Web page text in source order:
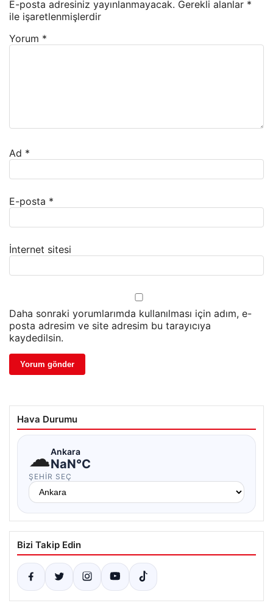
E-posta adresiniz yayınlanmayacak. Gerekli alanlar *
ile işaretlenmişlerdir
Yorum *
Ad *
E-posta *
İnternet sitesi
Daha sonraki yorumlarımda kullanılması için adım, e-
posta adresim ve site adresim bu tarayıcıya
kaydedilsin.
Hava Durumu
☁Ankara
NaN°C
ŞEHIR SEÇ
Bizi Takip Edin